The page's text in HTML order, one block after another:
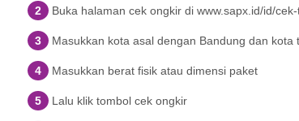
Buka halaman cek ongkir di www.sapx.id/id/
Masukkan kota asal dengan Bandung dan
Masukkan berat fisik atau dimensi paket
Lalu klik tombol cek ongkir